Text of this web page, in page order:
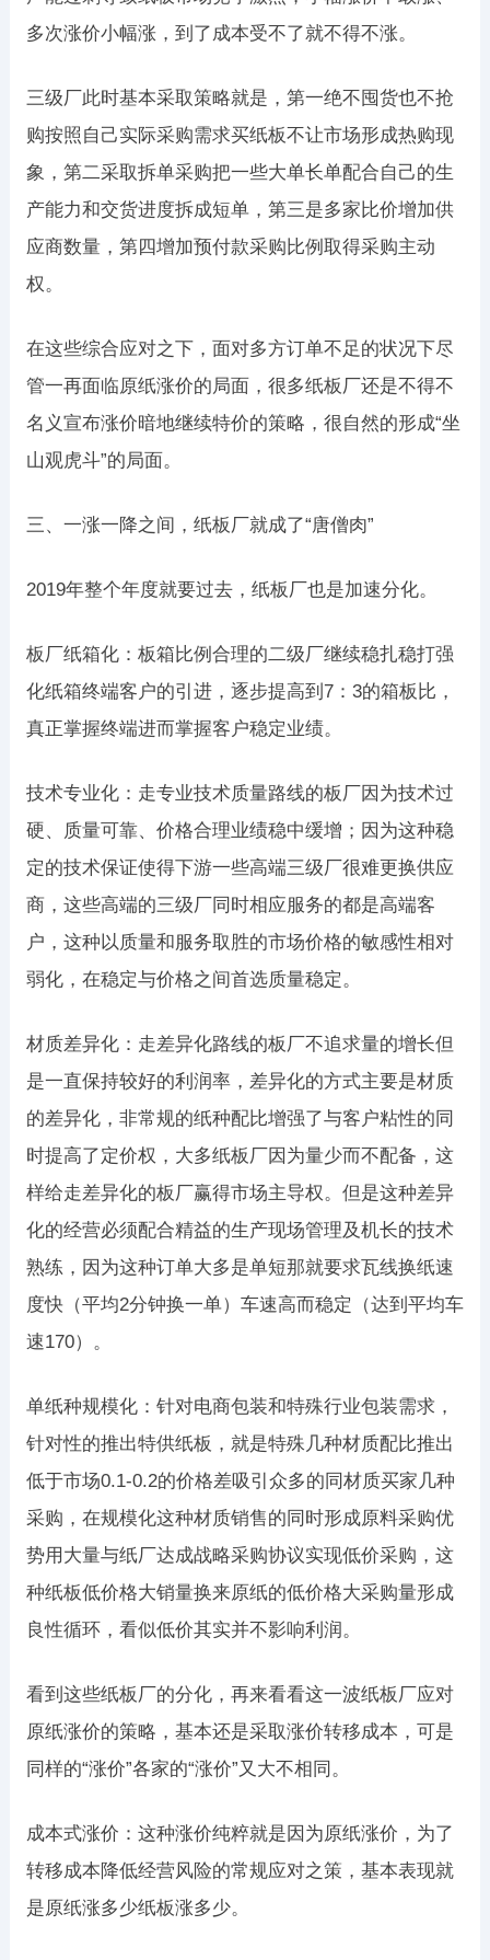
多次涨价小幅涨，到了成本受不了就不得不涨。
三级厂此时基本采取策略就是，第一绝不囤货也不抢
购按照自己实际采购需求买纸板不让市场形成热购现
象，第二采取拆单采购把一些大单长单配合自己的生
产能力和交货进度拆成短单，第三是多家比价增加供
应商数量，第四增加预付款采购比例取得采购主动
权。
在这些综合应对之下，面对多方订单不足的状况下尽
管一再面临原纸涨价的局面，很多纸板厂还是不得不
名义宣布涨价暗地继续特价的策略，很自然的形成“坐
山观虎斗”的局面。
三、一涨一降之间，纸板厂就成了“唐僧肉”
2019年整个年度就要过去，纸板厂也是加速分化。
板厂纸箱化：板箱比例合理的二级厂继续稳扎稳打强
化纸箱终端客户的引进，逐步提高到7：3的箱板比，
真正掌握终端进而掌握客户稳定业绩。
技术专业化：走专业技术质量路线的板厂因为技术过
硬、质量可靠、价格合理业绩稳中缓增；因为这种稳
定的技术保证使得下游一些高端三级厂很难更换供应
商，这些高端的三级厂同时相应服务的都是高端客
户，这种以质量和服务取胜的市场价格的敏感性相对
弱化，在稳定与价格之间首选质量稳定。
材质差异化：走差异化路线的板厂不追求量的增长但
是一直保持较好的利润率，差异化的方式主要是材质
的差异化，非常规的纸种配比增强了与客户粘性的同
时提高了定价权，大多纸板厂因为量少而不配备，这
样给走差异化的板厂赢得市场主导权。但是这种差异
化的经营必须配合精益的生产现场管理及机长的技术
熟练，因为这种订单大多是单短那就要求瓦线换纸速
度快（平均2分钟换一单）车速高而稳定（达到平均车
速170）。
单纸种规模化：针对电商包装和特殊行业包装需求，
针对性的推出特供纸板，就是特殊几种材质配比推出
低于市场0.1-0.2的价格差吸引众多的同材质买家几种
采购，在规模化这种材质销售的同时形成原料采购优
势用大量与纸厂达成战略采购协议实现低价采购，这
种纸板低价格大销量换来原纸的低价格大采购量形成
良性循环，看似低价其实并不影响利润。
看到这些纸板厂的分化，再来看看这一波纸板厂应对
原纸涨价的策略，基本还是采取涨价转移成本，可是
同样的“涨价”各家的“涨价”又大不相同。
成本式涨价：这种涨价纯粹就是因为原纸涨价，为了
转移成本降低经营风险的常规应对之策，基本表现就
是原纸涨多少纸板涨多少。